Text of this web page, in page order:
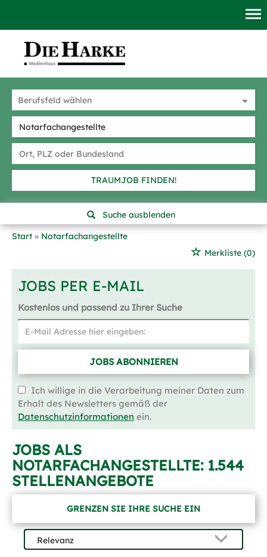
TRAUMJOB FINDEN!
Suche ausblenden
Start
Notarfachangestellte
Merkliste (0)
JOBS PER E-MAIL
Kostenlos und passend zu Ihrer Suche
JOBS ABONNIEREN
Ich willige in die Verarbeitung meiner Daten zum
Erhalt des Newsletters gemäß der
Datenschutzinformationen ein.
JOBS ALS
NOTARFACHANGESTELLTE: 1.544
STELLENANGEBOTE
GRENZEN SIE IHRE SUCHE EIN